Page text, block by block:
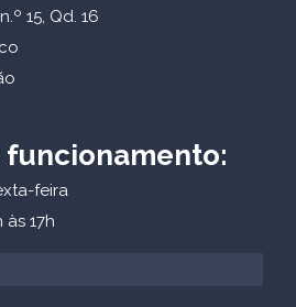
15, Qd. 16
funcionamento:
feira
às 17h